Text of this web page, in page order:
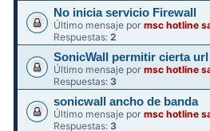
No inicia servicio Firewall
Último mensaje pormsc hotline
Respuestas:2
SonicWall permitir cierta url
Último mensaje pormsc hotline
Respuestas: 3
sonicwall ancho de banda
Último mensaje pormsc hotline
Respuestas:3